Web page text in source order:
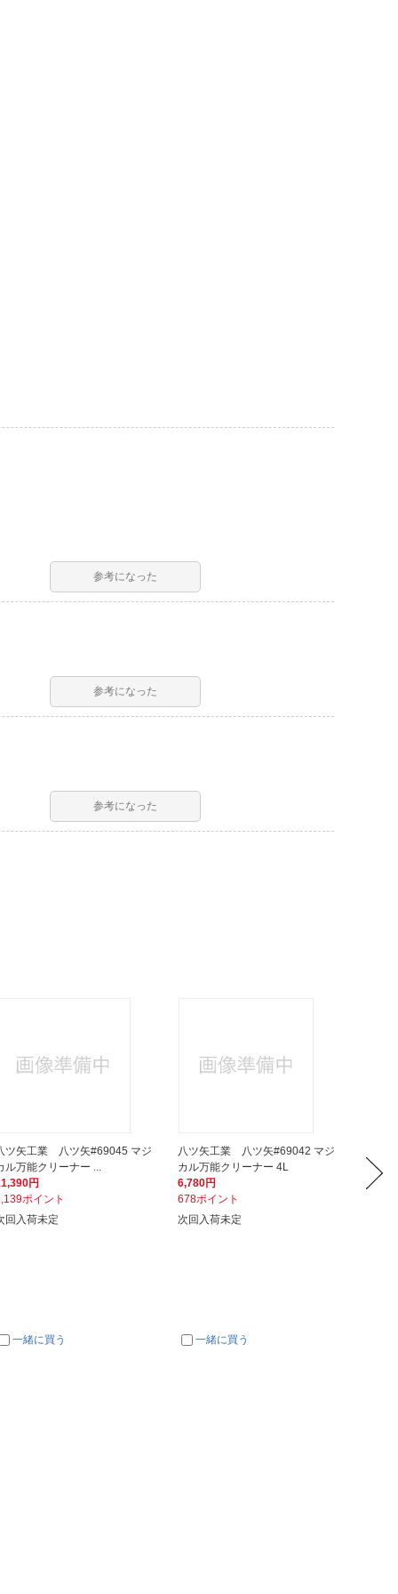
参考になった
参考になった
参考になった
ツ矢工業 八ツ矢#69045 マジ
ル万能クリーナー ...
円
ポイント
回入荷未定
一緒に買う
八ツ矢工業 八ツ矢#69042 マジ
カル万能クリーナー 4L
6,780円
678ポイント
次回入荷未定
一緒に買う
カル
2,570円